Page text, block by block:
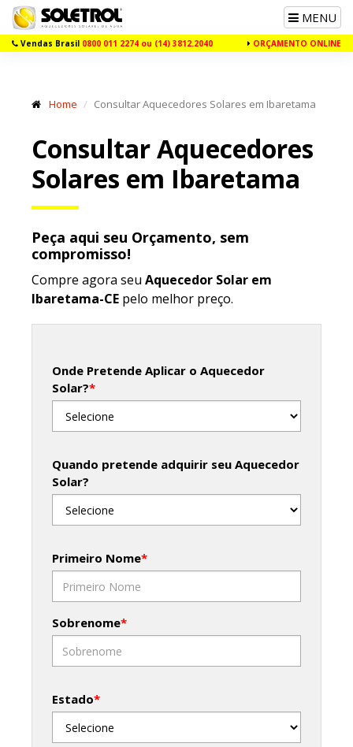
Toggle
navigation
MENU
Vendas Brasil 0800 011 2274 ou (14) 3812.2040 ORÇAMENTO ONLINE
Home Consultar Aquecedores Solares em Ibaretama
Consultar Aquecedores
Solares em Ibaretama
Peça aqui seu Orçamento, sem
compromisso!
Compre agora seu Aquecedor Solar em
Ibaretama-CE pelo melhor preço.
Onde Pretende Aplicar o Aquecedor
Solar?*
Quando pretende adquirir seu Aquecedor
Solar?
Primeiro Nome*
Sobrenome*
Estado*